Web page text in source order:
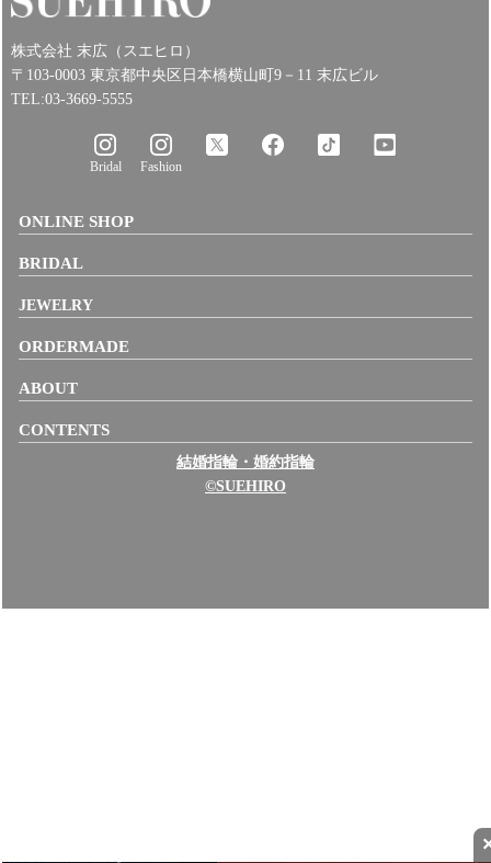
株式会社 末広（スエヒロ）
〒103-0003 東京都中央区日本橋横山町9－11 末広ビル
TEL:03-3669-5555
Bridal Fashion
ONLINE SHOP
BRIDAL
JEWELRY
ORDERMADE
ABOUT
CONTENTS
結婚指輪・婚約指輪
©SUEHIRO